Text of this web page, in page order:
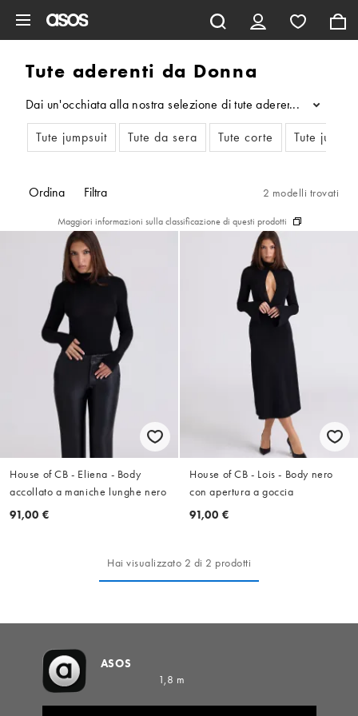
Tute aderenti da Donna
Dai un'occhiata alla nostra selezione di tute aderenti,
...
Tute jumpsuit
Tute da sera Tute corte Tute
Ordina Filtra 2 modelli trovati
Maggiori informazioni sulla classificazione di questi prodotti
House of CB - Eliena - Body
accollato a maniche lunghe nero
91,00 €
House of CB - Lois - Body nero
con apertura a goccia
91,00 €
Hai visualizzato 2 di 2 prodotti
ASOS
1,8 m